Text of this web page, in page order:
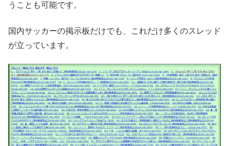
うことも可能です。
国内サッカーの掲示板だけでも、これだけ多くのスレッド
が立っています。